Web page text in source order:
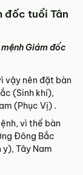
đốc tuổi Tân
Giám đốc
vậy nên đặt bàn
(Sinh khí),
(Phục Vị) .
vì thế bàn
Đông Bắc
Tây Nam